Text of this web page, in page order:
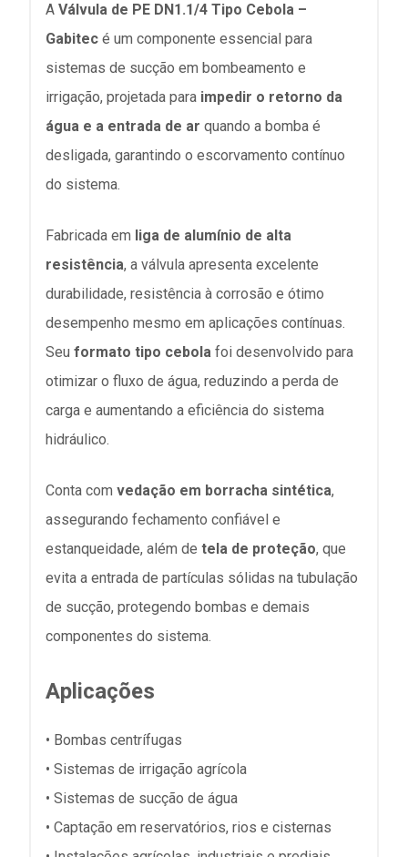
A Válvula de PE DN1.1/4 Tipo Cebola –
Gabitec é um componente essencial para
sistemas de sucção em bombeamento e
irrigação, projetada para impedir o retorno da
água e a entrada de ar quando a bomba é
desligada, garantindo o escorvamento contínuo
do sistema.
Fabricada em liga de alumínio de alta
resistência, a válvula apresenta excelente
durabilidade, resistência à corrosão e ótimo
desempenho mesmo em aplicações contínuas.
Seu formato tipo cebola foi desenvolvido para
otimizar o fluxo de água, reduzindo a perda de
carga e aumentando a eficiência do sistema
hidráulico.
Conta com vedação em borracha sintética,
assegurando fechamento confiável e
estanqueidade, além de tela de proteção, que
evita a entrada de partículas sólidas na tubulação
de sucção, protegendo bombas e demais
componentes do sistema.
Aplicações
• Bombas centrífugas
• Sistemas de irrigação agrícola
• Sistemas de sucção de água
• Captação em reservatórios, rios e cisternas